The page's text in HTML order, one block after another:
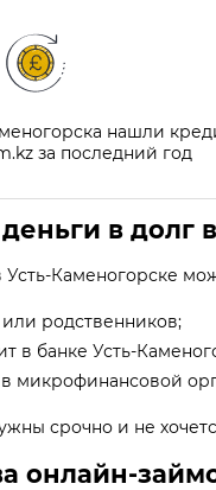
нашли
за последний год
в долг
Усть-Каменогорске
или родственников;
в банке Усть-
микрофинансовой
срочно и не
онлайн-